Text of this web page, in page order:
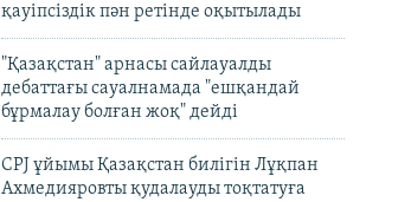
қауіпсіздік пән ретінде оқытылады
"Қазақстан" арнасы сайлауалды
дебаттағы сауалнамада "ешқандай
бұрмалау болған жоқ" дейді
CPJ ұйымы Қазақстан билігін Лұқпан
Ахмедияровты қудалауды тоқтатуға